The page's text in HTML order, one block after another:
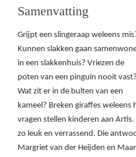
Samenvatting
Grijpt een slingeraap weleens
Kunnen slakken gaan
in een slakkenhuis? Vriezen de
poten van een pinguïn nooit vast?
Wat zit er in de bulten van een
kameel? Breken giraffes weleens
vragen stellen kinderen aan
zo leuk en verrassend. Die
Margriet van der Heijden en